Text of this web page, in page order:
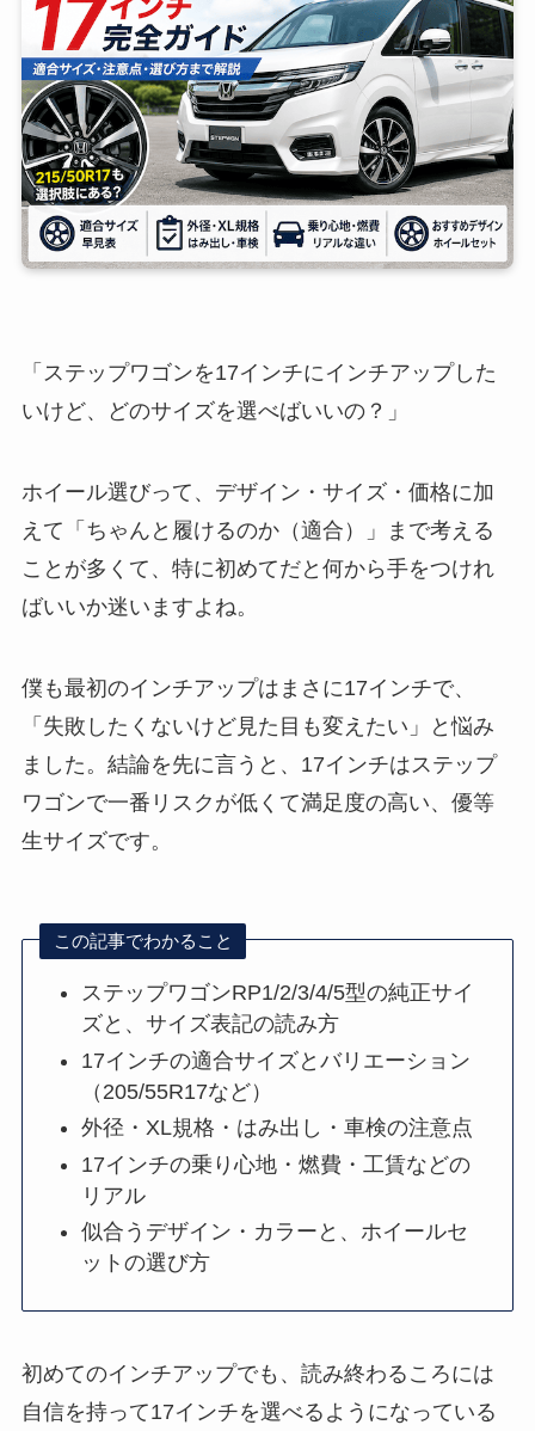
「ステップワゴンを17インチにインチアップした
いけど、どのサイズを選べばいいの？」
ホイール選びって、デザイン・サイズ・価格に加
えて「ちゃんと履けるのか（適合）」まで考える
ことが多くて、特に初めてだと何から手をつけれ
ばいいか迷いますよね。
僕も最初のインチアップはまさに17インチで、
「失敗したくないけど見た目も変えたい」と悩み
ました。結論を先に言うと、17インチはステップ
ワゴンで一番リスクが低くて満足度の高い、優等
生サイズです。
この記事でわかること
ステップワゴンRP1/2/3/4/5型の純正サイ
ズと、サイズ表記の読み方
17インチの適合サイズとバリエーション
（205/55R17など）
外径・XL規格・はみ出し・車検の注意点
17インチの乗り心地・燃費・工賃などの
リアル
似合うデザイン・カラーと、ホイールセ
ットの選び方
初めてのインチアップでも、読み終わるころには
自信を持って17インチを選べるようになっている